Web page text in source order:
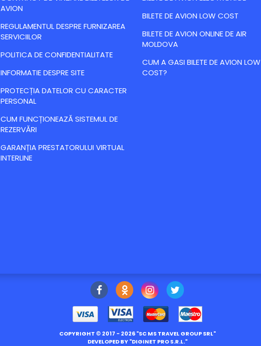
AVION
REGULAMENTUL DESPRE FURNIZAREA
SERVICIILOR
POLITICA DE CONFIDENTIALITATE
INFORMATIE DESPRE SITE
PROTECȚIA DATELOR CU CARACTER
PERSONAL
CUM FUNCȚIONEAZĂ SISTEMUL DE
REZERVĂRI
GARANȚIA PRESTATORULUI VIRTUAL
INTERLINE
BILETE DE AVION LOW COST
BILETE DE AVION ONLINE DE AIR
MOLDOVA
CUM A GASI BILETE DE AVION LOW
COST?
COPYRIGHT © 2017 - 2026 "SC MS TRAVEL GROUP SRL"
DEVELOPED BY "DIGINET PRO S.R.L."